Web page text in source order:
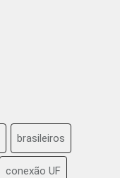
brasileiros
conexão UF